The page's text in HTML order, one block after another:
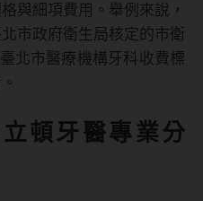
與細項費用。舉例來說，
市政府衛生局核定的市衛
北市醫療機構牙科收費標
頓牙醫專業分